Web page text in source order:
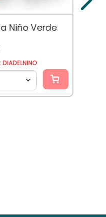
Niño Verde
DIADELNINO